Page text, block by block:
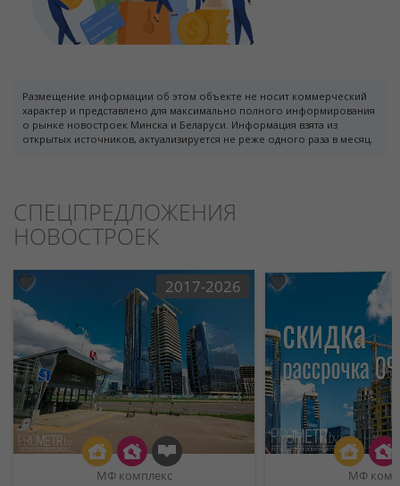
Размещение информации об этом объекте не носит коммерческий
характер и представлено для максимально полного информирования
о рынке новостроек Минска и Беларуси. Информация взята из
открытых источников, актуализируется не реже одного раза в месяц.
СПЕЦПРЕДЛОЖЕНИЯ
НОВОСТРОЕК
2017-2026
МФ комплекс МФ